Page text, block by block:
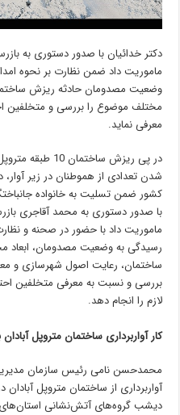
دکتر خدائیان با صدور دستوری به
ماموریت داد ضمن نظارت بر نحوه
مختلف موضوع را بررسی و متخلفین
معرفی نماید.
در پی ریزش
شدن تعدادی از هموطنان در زیر
کشور ضمن تسلیت به خانواده
با صدور دستوری به محمد آقاجری
ماموریت داد با حضور در صحنه و
رسیدگی به وضعیت مصدومان، ابعاد
ساختمان، رعایت اصول شهرسازی و
بررسی و نسبت به معرفی متخلفین
لازم را انجام دهد.
کار آواربرداری ساختمان متروپل
محمدحسن نامی رئیس سازمان مدیریت
آوار‌برداری از ساختمان متروپل
دیشب گروه‌های آتش‌نشانی استان‌های